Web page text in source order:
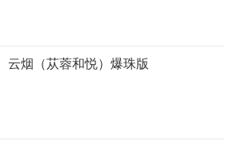
云烟（苁蓉和悦）爆珠版